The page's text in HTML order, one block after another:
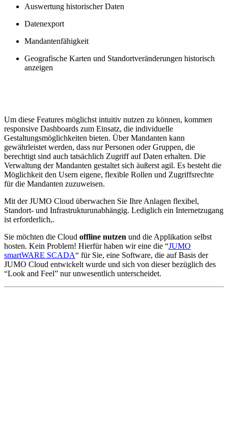
Auswertung historischer Daten
Datenexport
Mandantenfähigkeit
Geografische Karten und Standortveränderungen historisch
anzeigen
Um diese Features möglichst intuitiv nutzen zu können, kommen
responsive Dashboards zum Einsatz, die individuelle
Gestaltungsmöglichkeiten bieten. Über Mandanten kann
gewährleistet werden, dass nur Personen oder Gruppen, die
berechtigt sind auch tatsächlich Zugriff auf Daten erhalten. Die
Verwaltung der Mandanten gestaltet sich äußerst agil. Es besteht die
Möglichkeit den Usern eigene, flexible Rollen und Zugriffsrechte
für die Mandanten zuzuweisen.
Mit der JUMO Cloud überwachen Sie Ihre Anlagen flexibel,
Standort- und Infrastrukturunabhängig. Lediglich ein Internetzugang
ist erforderlich,.
Sie möchten die Cloud offline nutzen und die Applikation selbst
hosten. Kein Problem! Hierfür haben wir eine die “JUMO
smartWARE SCADA“ für Sie, eine Software, die auf Basis der
JUMO Cloud entwickelt wurde und sich von dieser bezüglich des
“Look and Feel” nur unwesentlich unterscheidet.